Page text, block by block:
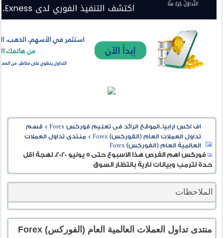
اف اكس ارابيا..الموقع الرائد فى تعليم فوركس Forex > قسم
تداول العملات العام (الفوركس) Forex
> منتدى تداول العملات
العالمية العام (الفوركس) Forex
فوركس اهم الفرص هذا الاسبوع حتى 5 يونيو 2020، لهجة اقل
حدة لترمب وبيانات نارية بانتظار السوق
الملاحظات
منتدى تداول العملات العالمية العام (الفوركس) Forex